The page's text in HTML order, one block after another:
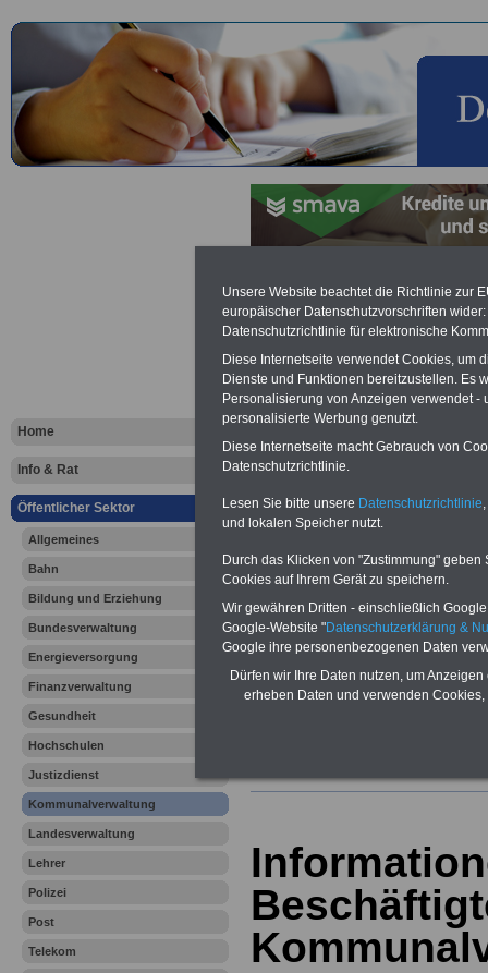
Home
Info & Rat
Öffentlicher Sektor
Allgemeines
Bahn
Bildung und Erziehung
Bundesverwaltung
Energieversorgung
Finanzverwaltung
Gesundheit
Hochschulen
Justizdienst
Kommunalverwaltung
Landesverwaltung
Lehrer
Polizei
Post
Telekom
Vorteile für den
öffentlichen Dienst
Berufsunfähigkeitsabsicherung
-Krankenzusatzversicherung
Krankenkassen-
Zahnzusatzversicherung-
Ihr
den Fall der
Unsere Website beachtet die Richtlinie zur
europäischer Datenschutzvorschriften
Datenschutzrichtlinie für elektronische
Diese Internetseite verwendet Cookies, um
Dienste und Funktionen bereitzustellen. Es
Personalisierung von Anzeigen verwendet
personalisierte Werbung genutzt.
Diese Internetseite macht Gebrauch von
Datenschutzrichtlinie.
Lesen Sie bitte unsere Datenschutzrichtlinie
und lokalen Speicher nutzt.
Durch das Klicken von "Zustimmung"
Cookies auf Ihrem Gerät zu speichern.
Wir gewähren Dritten - einschließlich
Google-Website "Datenschutzerklärung &
Google ihre personenbezogenen Daten
Dürfen wir Ihre Daten nutzen, um
erheben Daten und verwenden